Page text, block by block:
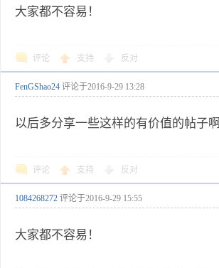
大家都不容易！
评论 支持 反对
FenGShao24 评论于2016-9-29 13:28
以后多分享一些这样的有价值的帖子啊
评论 支持 反对
1084268272 评论于2016-9-29 15:55
大家都不容易！